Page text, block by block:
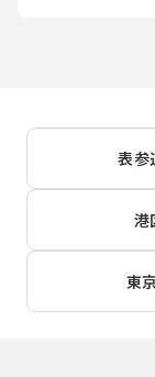
表参
港
東